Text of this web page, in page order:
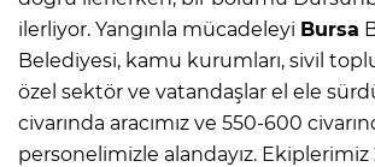
ilerliyor. Yangınla mücadeleyi Bursa
Belediyesi, kamu kurumları, sivil
özel sektör ve vatandaşlar el ele
civarında aracımız ve 550-600
personelimizle alandayız.